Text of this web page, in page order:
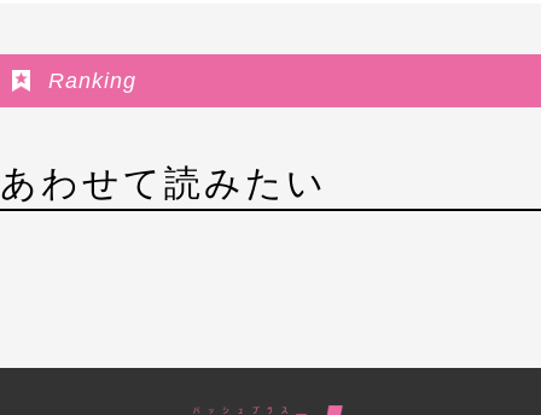
Ranking
あわせて読みたい